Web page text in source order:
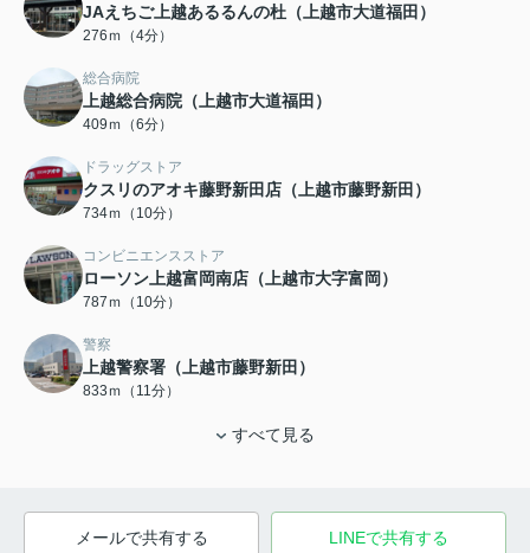
JAえちご上越あるるんの杜（上越市大道福田）
276ｍ（4分）
総合病院
上越総合病院（上越市大道福田）
409ｍ（6分）
ドラッグストア
クスリのアオキ藤野新田店（上越市藤野新田）
734ｍ（10分）
コンビニエンスストア
ローソン上越富岡南店（上越市大字富岡）
787ｍ（10分）
警察
上越警察署（上越市藤野新田）
833ｍ（11分）
すべて見る
メールで共有する LINEで共有する